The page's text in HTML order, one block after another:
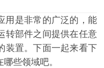
用是非常的广泛的，能
转部件之间提供在任意
装置。下面一起来看下
些领域吧。